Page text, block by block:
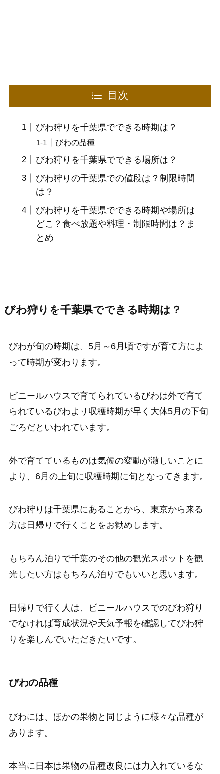
目次
びわ狩りを千葉県でできる時期は？
びわの品種
びわ狩りを千葉県でできる場所は？
びわ狩りの千葉県での値段は？制限時間
は？
びわ狩りを千葉県でできる時期や場所は
どこ？食べ放題や料理・制限時間は？ま
とめ
びわ狩りを千葉県でできる時期は？
びわが旬の時期は、5月～6月頃ですが育て方によ
って時期が変わります。
ビニールハウスで育てられているびわは外で育て
られているびわより収穫時期が早く大体5月の下旬
ごろだといわれています。
外で育てているものは気候の変動が激しいことに
より、6月の上旬に収穫時期に旬となってきます。
びわ狩りは千葉県にあることから、東京から来る
方は日帰りで行くことをお勧めします。
もちろん泊りで千葉のその他の観光スポットを観
光したい方はもちろん泊りでもいいと思います。
日帰りで行く人は、ビニールハウスでのびわ狩り
でなければ育成状況や天気予報を確認してびわ狩
りを楽しんでいただきたいです。
びわの品種
びわには、ほかの果物と同じように様々な品種が
あります。
本当に日本は果物の品種改良には力入れているな